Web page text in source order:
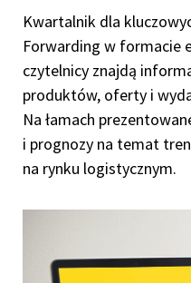
Kwartalnik dla
Forwarding w formacie
czytelnicy znajdą
produktów, oferty i
Na łamach
i prognozy na temat
na rynku logistycznym.